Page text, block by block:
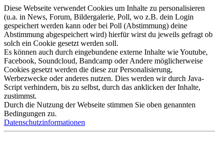
Diese Webseite verwendet Cookies um Inhalte zu personalisieren
(u.a. in News, Forum, Bildergalerie, Poll, wo z.B. dein Login
gespeichert werden kann oder bei Poll (Abstimmung) deine
Abstimmung abgespeichert wird) hierfür wirst du jeweils gefragt ob
solch ein Cookie gesetzt werden soll.
Es können auch durch eingebundene externe Inhalte wie Youtube,
Facebook, Soundcloud, Bandcamp oder Andere möglicherweise
Cookies gesetzt werden die diese zur Personalisierung,
Werbezwecke oder anderes nutzen. Dies werden wir durch Java-
Script verhindern, bis zu selbst, durch das anklicken der Inhalte,
zustimmst.
Durch die Nutzung der Webseite stimmen Sie oben genannten
Bedingungen zu.
Datenschutzinformationen